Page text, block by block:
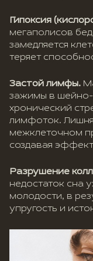
Гипоксия
мегаполисов
замедляется
теряет
Застой лимфы.
зажимы в шейно-
хронический
лимфоток.
межклеточном
создавая
Разрушение
недостаток сна
молодости, в
упругость и